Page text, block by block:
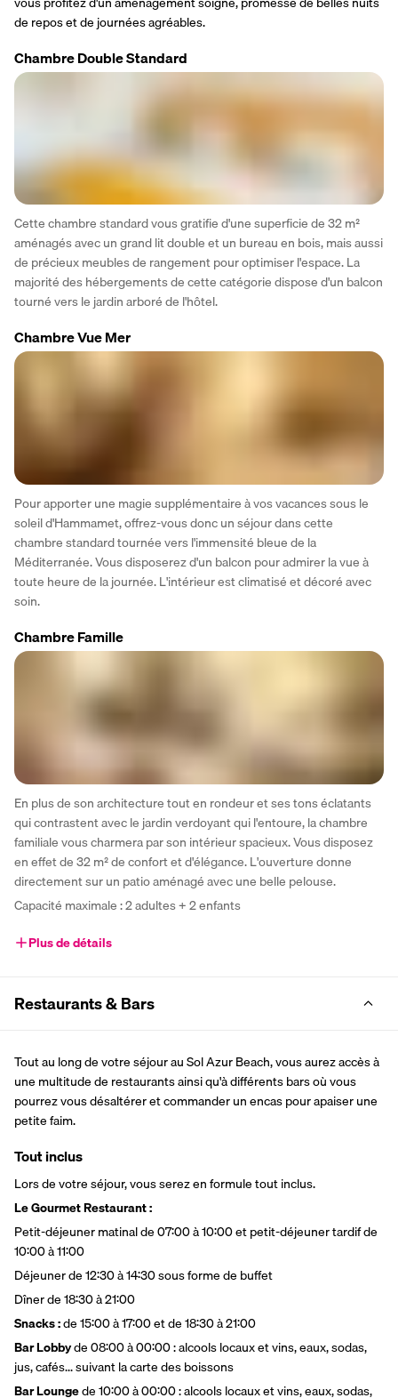
de repos et de journées agréables.
Chambre Double Standard
Cette chambre standard vous gratifie d'une superficie de 32 m²
aménagés avec un grand lit double et un bureau en bois, mais aussi
de précieux meubles de rangement pour optimiser l'espace. La
majorité des hébergements de cette catégorie dispose d'un balcon
tourné vers le jardin arboré de l'hôtel.
Chambre Vue Mer
Pour apporter une magie supplémentaire à vos vacances sous le
soleil d'Hammamet, offrez-vous donc un séjour dans cette
chambre standard tournée vers l'immensité bleue de la
Méditerranée. Vous disposerez d'un balcon pour admirer la vue à
toute heure de la journée. L'intérieur est climatisé et décoré avec
soin.
Chambre Famille
En plus de son architecture tout en rondeur et ses tons éclatants
qui contrastent avec le jardin verdoyant qui l'entoure, la chambre
familiale vous charmera par son intérieur spacieux. Vous disposez
en effet de 32 m² de confort et d'élégance. L'ouverture donne
directement sur un patio aménagé avec une belle pelouse.
Capacité maximale : 2 adultes + 2 enfants
Plus de détails
Restaurants & Bars
Tout au long de votre séjour au Sol Azur Beach, vous aurez accès à
une multitude de restaurants ainsi qu'à différents bars où vous
pourrez vous désaltérer et commander un encas pour apaiser une
petite faim.
Tout inclus
Lors de votre séjour, vous serez en formule tout inclus.
Le Gourmet Restaurant :
Petit-déjeuner matinal de 07:00 à 10:00 et petit-déjeuner tardif de
10:00 à 11:00
Déjeuner de 12:30 à 14:30 sous forme de buffet
Dîner de 18:30 à 21:00
Snacks : de 15:00 à 17:00 et de 18:30 à 21:00
Bar Lobby de 08:00 à 00:00 : alcools locaux et vins, eaux, sodas,
jus, cafés... suivant la carte des boissons
Bar Lounge de 10:00 à 00:00 : alcools locaux et vins, eaux, sodas,